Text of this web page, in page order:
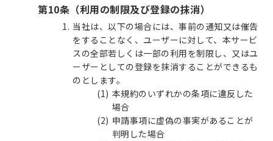
第10条（利用の制限及び登録の抹消）
当社は、以下の場合には、事前の通知又は催告
をすることなく、ユーザーに対して、本サービ
スの全部若しくは一部の利用を制限し、又はユ
ーザーとしての登録を抹消することができるも
のとします。
本規約のいずれかの条項に違反した
場合
申請事項に虚偽の事実があることが
判明した場合